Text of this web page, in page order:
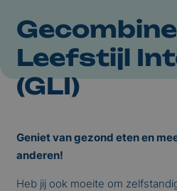
Leefstijl
(GLI)
Geniet van gezond eten en
anderen!
Heb jij ook moeite om